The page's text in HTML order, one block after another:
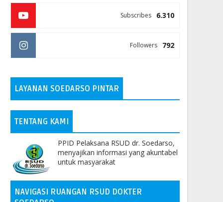
6.310
Subscribes
792
Followers
LAYANAN SOEDARSO PINTAR
TENTANG KAMI
PPID Pelaksana RSUD dr. Soedarso,
menyajikan informasi yang akuntabel
untuk masyarakat
NAVIGASI RUANGAN RSUD DOKTER